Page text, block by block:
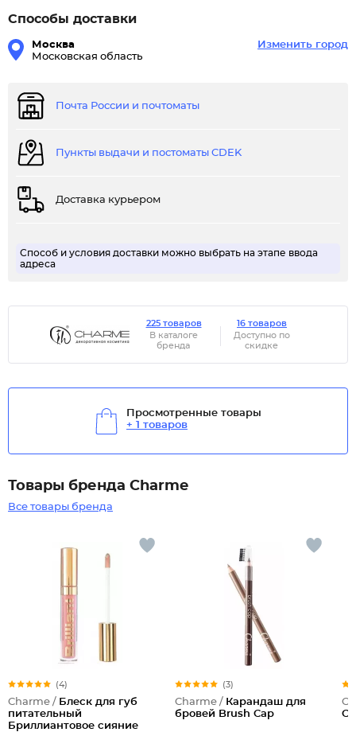
Способы доставки
Москва
Московская область
Изменить город
Почта России и почтоматы
Пункты выдачи и постоматы CDEK
Доставка курьером
Способ и условия доставки можно выбрать на этапе ввода
адреса
225 товаров
В каталоге
бренда
16 товаров
Доступно по
скидке
Просмотренные товары
+ 1 товаров
Товары бренда Charme
Все товары бренда
(4)
Charme / Блеск для губ
питательный
Бриллиантовое сияние
(3)
Charme / Карандаш для
бровей Brush Cap